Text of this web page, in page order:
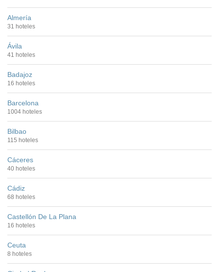
Almería
31 hoteles
Ávila
41 hoteles
Badajoz
16 hoteles
Barcelona
1004 hoteles
Bilbao
115 hoteles
Cáceres
40 hoteles
Cádiz
68 hoteles
Castellón De La Plana
16 hoteles
Ceuta
8 hoteles